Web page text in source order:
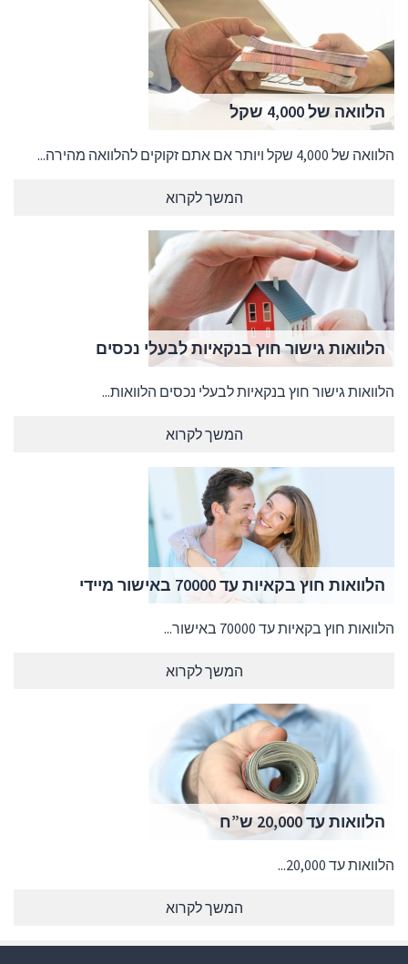
הלוואה של 4,000 שקל
הלוואה של 4,000 שקל ויותר אם אתם זקוקים להלוואה מהירה...
המשך לקרוא
הלוואות גישור חוץ בנקאיות לבעלי נכסים
הלוואות גישור חוץ בנקאיות לבעלי נכסים הלוואות...
המשך לקרוא
הלוואות חוץ בקאיות עד 70000 באישור מיידי
הלוואות חוץ בקאיות עד 70000 באישור...
המשך לקרוא
הלוואות עד 20,000 ש”ח
הלוואות עד 20,000...
המשך לקרוא